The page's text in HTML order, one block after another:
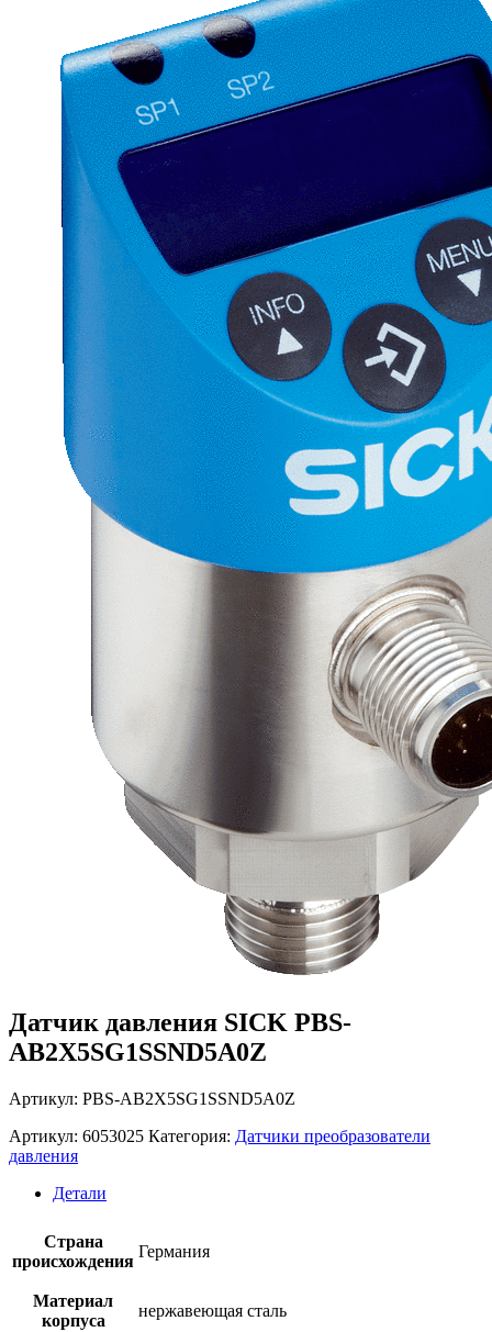
Датчик давления SICK PBS-
AB2X5SG1SSND5A0Z
Артикул: PBS-AB2X5SG1SSND5A0Z
Артикул: 6053025 Категория: Датчики преобразователи
давления
Детали
Страна
происхождения
Германия
Материал
корпуса
нержавеющая сталь